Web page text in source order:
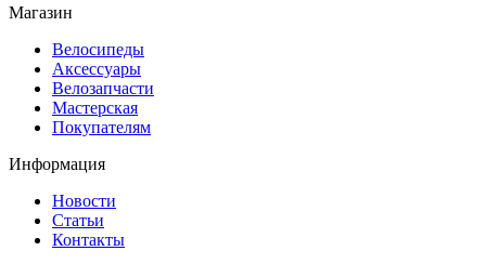
Магазин
Велосипеды
Аксессуары
Велозапчасти
Мастерская
Покупателям
Информация
Новости
Статьи
Контакты